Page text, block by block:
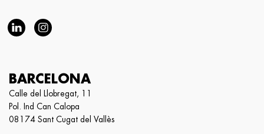
BARCELONA
Calle del Llobregat, 11
Pol. Ind Can Calopa
08174 Sant Cugat del Vallès